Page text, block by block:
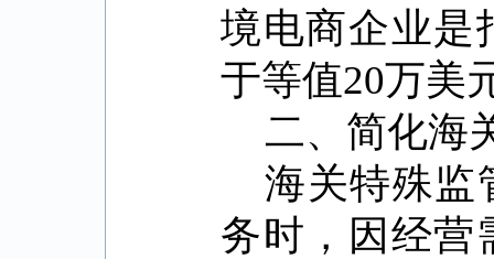
境电商企业是
于等值20万美
二、简化海
海关特殊监
务时，因经营